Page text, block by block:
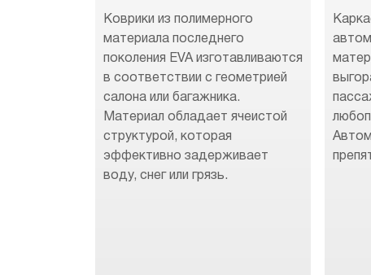
Коврики из полимерного
материала последнего
поколения EVA изготавливаются
в соответствии с геометрией
салона или багажника.
Материал обладает ячеистой
структурой, которая
эффективно задерживает
воду, снег или грязь.